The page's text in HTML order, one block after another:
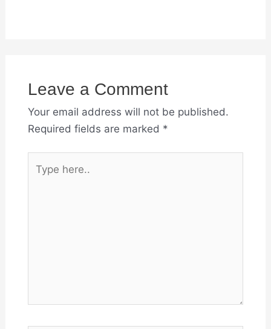
Leave a Comment
Your email address will not be published.
Required fields are marked *
here..